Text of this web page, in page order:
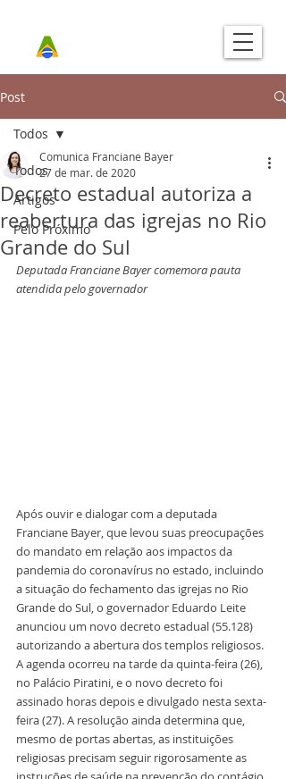
Post
Todos
Artigos
Pelo Próximo
Todos
Decreto estadual autoriza a
reabertura das igrejas no Rio
Grande do Sul
Comunica Franciane Bayer
27 de mar. de 2020
Deputada Franciane Bayer comemora pauta
atendida pelo governador
Após ouvir e dialogar com a deputada
Franciane Bayer, que levou suas preocupações
do mandato em relação aos impactos da
pandemia do coronavírus no estado, incluindo
a situação do fechamento das igrejas no Rio
Grande do Sul, o governador Eduardo Leite
anunciou um novo decreto estadual (55.128)
autorizando a abertura dos templos religiosos.
A agenda ocorreu na tarde da quinta-feira (26),
no Palácio Piratini, e o novo decreto foi
assinado horas depois e divulgado nesta sexta-
feira (27). A resolução ainda determina que,
mesmo de portas abertas, as instituições
religiosas precisam seguir rigorosamente as